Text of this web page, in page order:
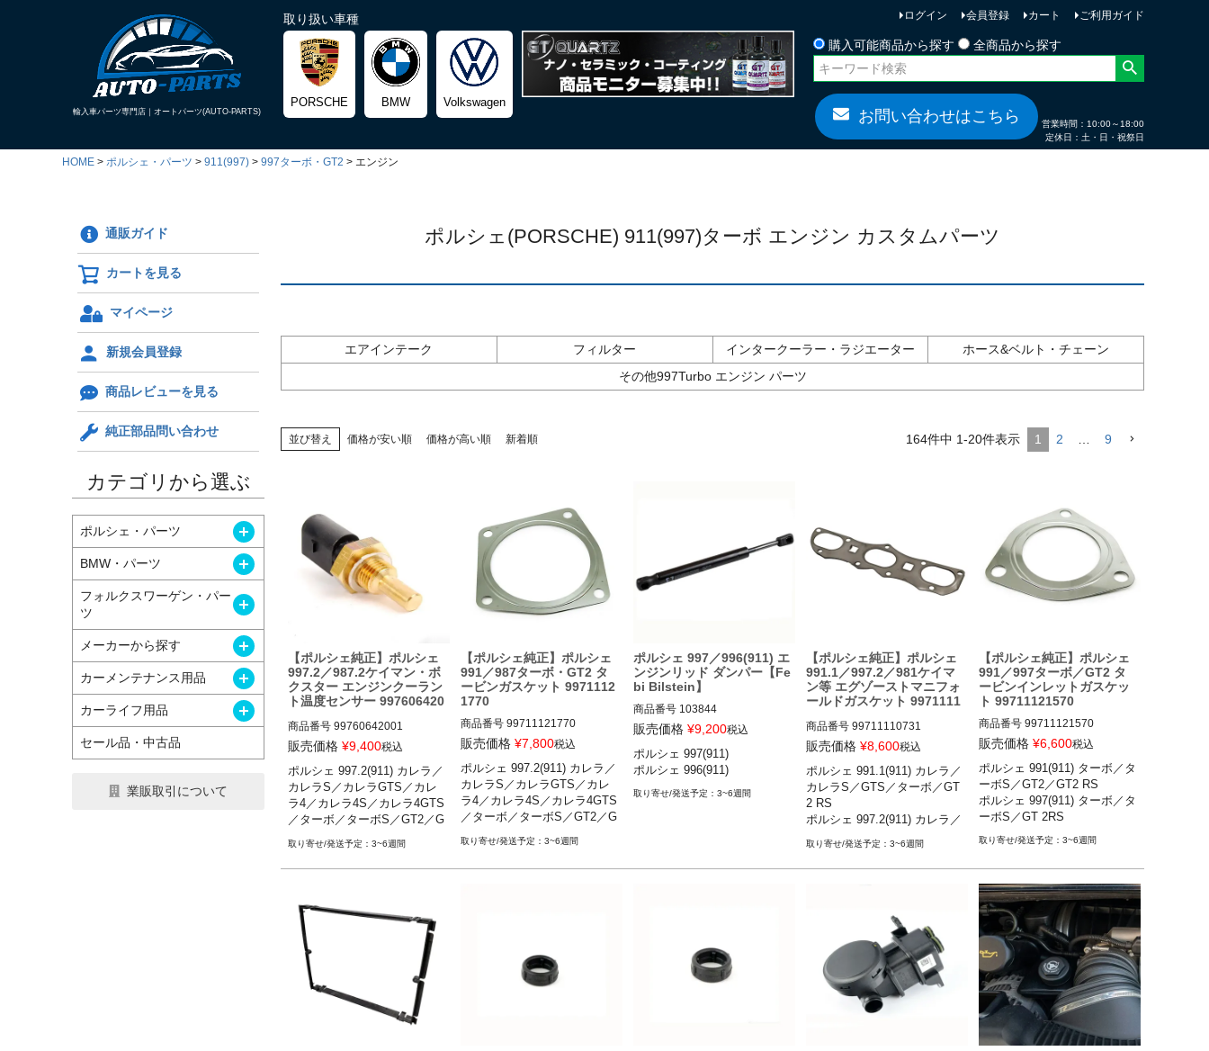
輸入車パーツ専門店｜オートパーツ(AUTO-PARTS)
取り扱い車種
PORSCHE BMW Volkswagen
ログイン 会員登録 カート
ご利用ガイド
購入可能商品から探す
全商品から探す
検索
お問い合わせはこちら
営業時間：10:00～18:00
定休日：土・日・祝祭日
HOME ポルシェ・パーツ 911(997) 997ターボ・GT2 エンジン
通販ガイド
カートを見る
マイページ
新規会員登録
商品レビューを見る
純正部品問い合わせ
カテゴリから選ぶ
ポルシェ・パーツ
BMW・パーツ
フォルクスワーゲン・パー
ツ
メーカーから探す
カーメンテナンス用品
カーライフ用品
セール品・中古品
業販取引について
ポルシェ(PORSCHE) 911(997)ターボ エンジン カスタムパーツ
エアインテーク フィルター インタークーラー・ラジエーター
ホース&ベルト・チェーン
その他997Turbo エンジン パーツ
並び替え 価格が安い順 価格が高い順 新着順 164件中 1-20件表示 1 2 9
【ポルシェ純正】ポルシェ
997.2／987.2ケイマン・ボ
クスター エンジンクーラン
ト温度センサー 997606420
商品番号 99760642001
ポルシェ 997.2(911) カレラ／カ
レラS／カレラGTS／カレラ4／
カレラ4S／カレラ4GTS／ター
ボ／ターボS／GT2／GT2RS 09-
13
ン／ケイマンS／ケイマンR 09-
ポルシェ 987.2 ボクスター ボク
販売価格 ¥9,400税込
ポルシェ 997.2(911) カレラ／
カレラS／カレラGTS／カレ
ラ4／カレラ4S／カレラ4GTS
／ターボ／ターボS／GT2／G
T2RS
ポルシェ 987.2 ケイマン・ボ
クスター
3~6週間
【ポルシェ純正】ポルシェ
991／987ターボ・GT2 タ
ービンガスケット 9971112
1770
商品番号 99711121770
ポルシェ 991(911) ターボ／ター
ボS／GT2 RS 14-20
ポルシェ 997(911) ターボ／ター
ボS／GT2／GT2RS 07-13
販売価格 ¥7,800税込
ポルシェ 997.2(911) カレラ／
カレラS／カレラGTS／カレ
ラ4／カレラ4S／カレラ4GTS
／ターボ／ターボS／GT2／G
ポルシェ 987.2 ケイマン・ボ
3~6週間
ポルシェ 997／996(911) エ
ンジンリッド ダンパー【Fe
bi Bilstein】
商品番号 103844
ラS／カレラGTS／カレラ4／カ
レラ4S／カレラ4GTS／ターボ
／ターボS／GT2／GT2RS／GT
レラ4S カブリオレ／タルガ／タ
販売価格 ¥9,200税込
ポルシェ 997(911)
ポルシェ 996(911)
3~6週間
【ポルシェ純正】ポルシェ
991.1／997.2／981ケイマ
ン等 エグゾーストマニフォ
ールドガスケット 9971111
商品番号 99711110731
ポルシェ 991.1(911) カレラ／カ
レラS／カレラ4／カレラ4S／G
TS／ターボ／ターボS／GT2 RS
12-16
ポルシェ 997.2(911) カレラ／カ
RS 09-12
ポルシェ 981 ボクスター ボクス
ター／ボクスターS／GTS 12-16
ポルシェ 987.2 ケイマン ケイマ
ン／ケイマンS 09-12
ポルシェ 987.2 ボクスター ボク
スター／ボクスターS 09-12
販売価格 ¥8,600税込
ポルシェ 991.1(911) カレラ／
カレラS／GTS／ターボ／GT
2 RS
ポルシェ 997.2(911) カレラ／
カレラS／ターボ／GT 2RS
ポルシェ 981 ケイマン・ボク
スター
3~6週間
【ポルシェ純正】ポルシェ
991／997ターボ／GT2 タ
ービンインレットガスケッ
ト 99711121570
商品番号 99711121570
ポルシェ 991(911) ターボ／ター
ボS／GT2／GT2 RS 14-20
ポルシェ 997(911) ターボ／ター
販売価格 ¥6,600税込
ポルシェ 991(911) ターボ／タ
ーボS／GT2／GT2 RS
ポルシェ 997(911) ターボ／タ
ーボS／GT 2RS
3~6週間